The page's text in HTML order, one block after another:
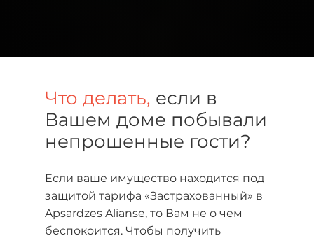
Что делать, если в
Вашем доме побывали
непрошенные гости?
Если ваше имущество находится под
защитой тарифа «Застрахованный» в
Apsardzes Alianse, то Вам не о чем
беспокоится. Чтобы получить